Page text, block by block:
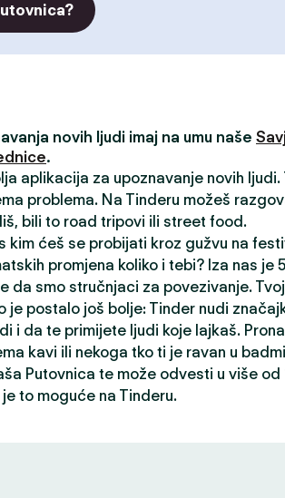
novih ljudi imaj na umu naše
.
aplikacija za upoznavanje novih
problema. Na Tinderu možeš
bili to road tripovi ili street food.
kim ćeš se probijati kroz gužvu na
promjena koliko i tebi? Iza nas je
da smo stručnjaci za povezivanje.
je postalo još bolje: Tinder nudi
i da te primijete ljudi koje lajkaš.
kavi ili nekoga tko ti je ravan u
Putovnica te može odvesti u više od
to moguće na Tinderu.